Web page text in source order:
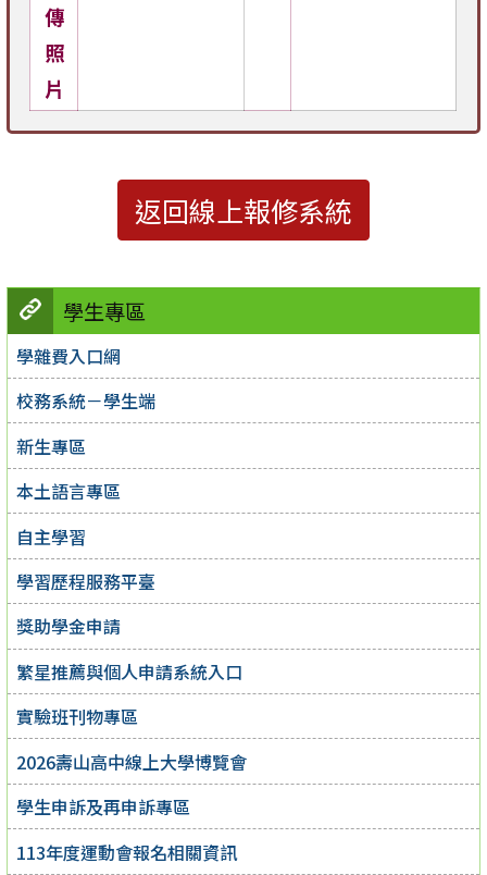
學生專區
學雜費入口網
校務系統－學生端
新生專區
本土語言專區
自主學習
學習歷程服務平臺
獎助學金申請
繁星推薦與個人申請系統入口
實驗班刊物專區
2026壽山高中線上大學博覽會
學生申訴及再申訴專區
113年度運動會報名相關資訊
傳
照
片
返回線上報修系統